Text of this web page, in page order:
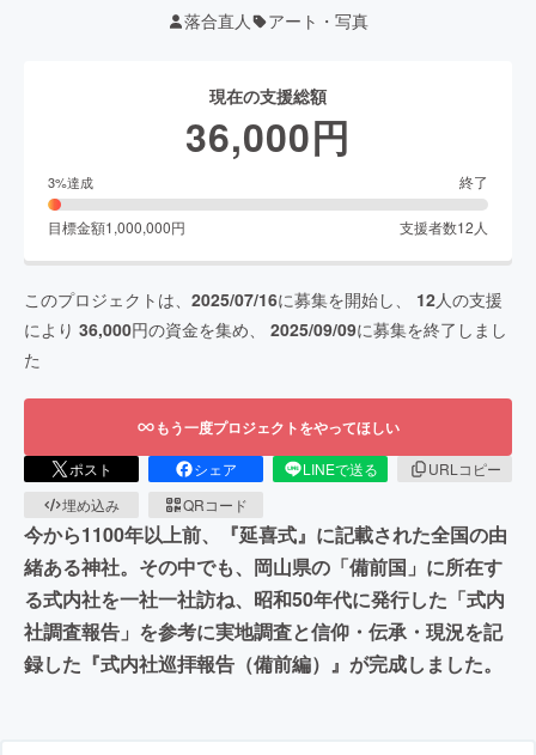
落合直人 アート・写真
現在の支援総額
36,000円
3%達成 終了
目標金額1,000,000円 支援者数12 人
このプロジェクトは、 2025/07/16に募集を開始し、 12人の支援
により 36,000円の資金を集め、 2025/09/09に募集を終了しまし
た
もう一度プロジェクトをやってほしい
ポスト シェア LINEで送る
URLコピー
埋め込み
QRコード
今から1100年以上前、『延喜式』に記載された全国の由
緒ある神社。その中でも、岡山県の「備前国」に所在す
る式内社を一社一社訪ね、昭和50年代に発行した「式内
社調査報告」を参考に実地調査と信仰・伝承・現況を記
録した『式内社巡拝報告（備前編）』が完成しました。